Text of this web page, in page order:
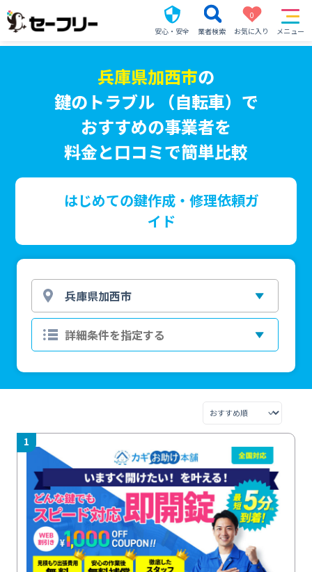
安心・安全 業者検索
0
お気に入り
メニュー
兵庫県加西市の
鍵のトラブル （自転車）で
おすすめの事業者を
料金と口コミで簡単比較
はじめての鍵作成・修理依頼ガ
イド
1